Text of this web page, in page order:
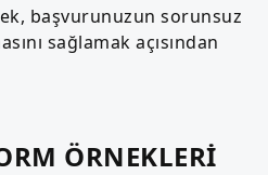
başvurunuzun sorunsuz
sağlamak açısından
ÖRNEKLERİ